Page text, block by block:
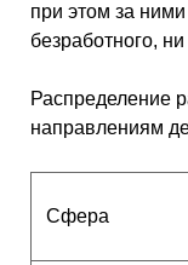
при этом за ними
безработного,
Распределение
направлениям
Сфера